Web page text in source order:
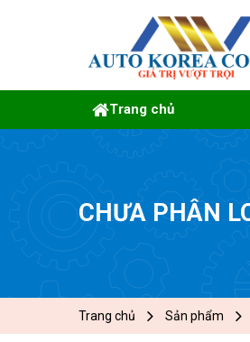
Trang chủ
CHƯA PHÂN
Trang chủ Sản phẩm